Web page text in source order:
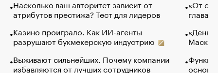
Насколько ваш авторитет зависит от
атрибутов престижа? Тест для лидеров
Казино проиграло. Как ИИ-агенты
разрушают букмекерскую индустрию
Выживают сильнейших. Почему компании
избавляются от лучших сотрудников
«От
глава
Маск в
основ